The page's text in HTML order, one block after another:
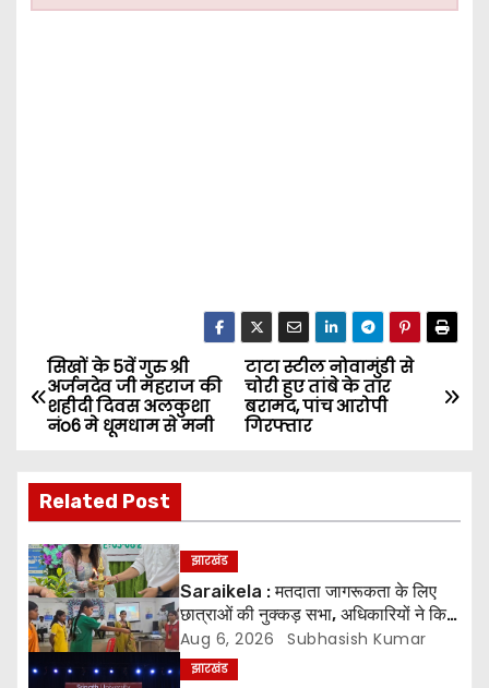
P
o
t
n
a
v
टाटा स्टील नोवामुंडी से
चोरी हुए तांबे के तार
बरामद, पांच आरोपी
गिरफ्तार
सिखों के 5वें गुरु श्री
अर्जनदेव जी महराज की
शहीदी दिवस अलकुशा
नंo6 मे धूमधाम से मनी
Related Post
झारखंड
Saraikela : मतदाता जागरूकता के लिए
छात्राओं की नुक्कड़ सभा, अधिकारियों ने किया
सम्मानित*
Aug 6, 2026 Subhasish Kumar
झारखंड